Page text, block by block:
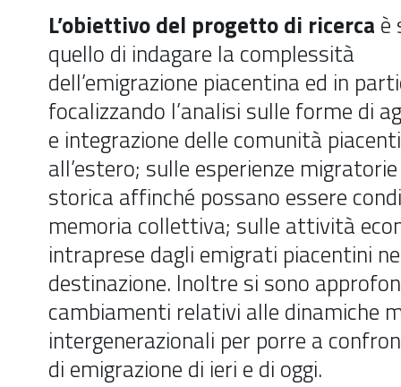
L’obiettivo del progetto di ricerca è
quello di indagare la complessità
dell’emigrazione piacentina ed in
focalizzando l’analisi sulle forme di
e integrazione delle comunità
all’estero; sulle esperienze
storica affinché possano essere
memoria collettiva; sulle attività
intraprese dagli emigrati piacentini
destinazione. Inoltre si sono
cambiamenti relativi alle dinamiche
intergenerazionali per porre a
di emigrazione di ieri e di oggi.